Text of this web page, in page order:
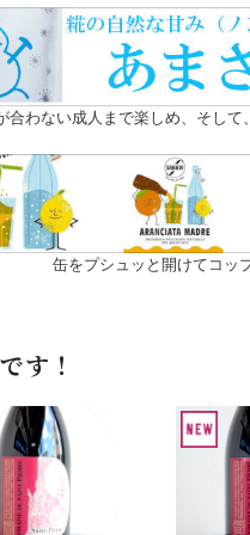
合わない成人まで楽しめ、そし
缶をプシュッと開けてコッ
す！